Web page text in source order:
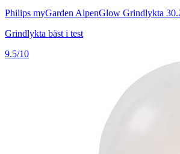
Philips myGarden AlpenGlow Grindlykta
Grindlykta bäst i test
9.5/10